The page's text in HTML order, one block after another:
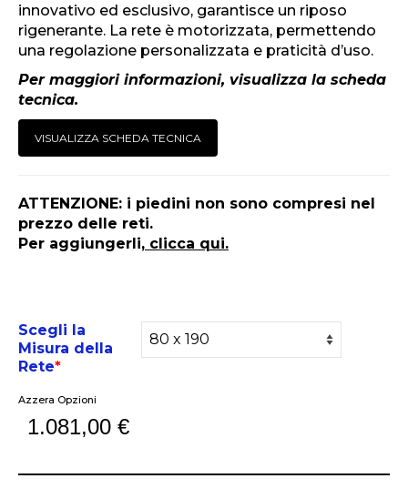
innovativo ed esclusivo, garantisce un riposo
rigenerante. La rete è motorizzata, permettendo
una regolazione personalizzata e praticità d’uso.
Per maggiori informazioni, visualizza la scheda
tecnica.
VISUALIZZA SCHEDA TECNICA
ATTENZIONE: i piedini non sono compresi nel
prezzo delle reti.
Per aggiungerli, clicca qui.
Scegli la
Misura della
Rete*
Azzera Opzioni
1.081,00 €